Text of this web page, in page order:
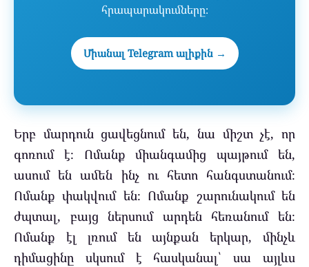
հրապարակումները։
Միանալ Telegram ալիքին →
Երբ մարդուն ցավեցնում են, նա միշտ չէ, որ
գոռում է։ Ոմանք միանգամից պայթում են,
ասում են ամեն ինչ ու հետո հանգստանում։
Ոմանք փակվում են։ Ոմանք շարունակում են
ժպտալ, բայց ներսում արդեն հեռանում են։
Ոմանք էլ լռում են այնքան երկար, մինչև
դիմացինը սկսում է հասկանալ՝ սա այլևս